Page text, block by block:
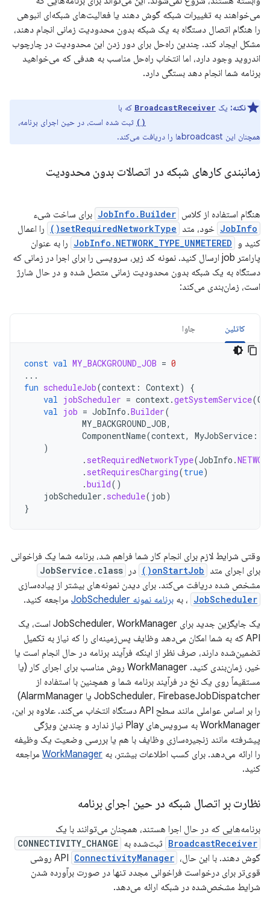
می‌خواهند به تغییرات شبکه گوش دهند یا فعالیت‌های شبکه‌ای انبوهی
را هنگام اتصال دستگاه به یک شبکه بدون محدودیت زمانی انجام دهند،
مشکل ایجاد کند. چندین راه‌حل برای دور زدن این محدودیت در چارچوب
اندروید وجود دارد، اما انتخاب راه‌حل مناسب به هدفی که می‌خواهید
برنامه شما انجام دهد بستگی دارد.
نکته: یک BroadcastReceiver که با
ثبت شده است، در حین اجرای برنامه،
همچنان این broadcastها را دریافت می‌کند.
زمانبندی کارهای شبکه در اتصالات بدون محدودیت
هنگام استفاده از کلاس JobInfo.Builder برای ساخت شیء
JobInfo خود، متد setRequiredNetworkType()
را اعمال
کنید و
JobInfo.NETWORK_TYPE_UNMETERED را به عنوان
پارامتر job ارسال کنید. نمونه کد زیر، سرویسی را برای اجرا در زمانی که
دستگاه به یک شبکه بدون محدودیت زمانی متصل شده و در حال شارژ
است، زمان‌بندی می‌کند:
کاتلین جاوا
const val MY_BACKGROUND_JOB = 0
...
fun scheduleJob(context : Context)
{
val jobScheduler = context.getSystemService(
val job = JobInfo .Builder(
MY_BACKGROUND_JOB,
ComponentName(context, MyJobService ::
)
. setRequiredNetworkType(JobInfo .
. setRequiresCharging(true)
.build()
jobScheduler . schedule( job)
}
وقتی شرایط لازم برای انجام کار شما فراهم شد، برنامه شما یک فراخوانی
برای اجرای متد onStartJob() در JobService.class
مشخص شده دریافت می‌کند. برای دیدن نمونه‌های بیشتر از پیاده‌سازی
JobScheduler ، به برنامه نمونه JobScheduler
مراجعه کنید.
یک جایگزین جدید برای JobScheduler، WorkManager است، یک
API که به شما امکان می‌دهد وظایف پس‌زمینه‌ای را که نیاز به تکمیل
تضمین‌شده دارند، صرف نظر از اینکه فرآیند برنامه در حال انجام است یا
خیر، زمان‌بندی کنید. WorkManager روش مناسب برای اجرای کار (یا
مستقیماً روی یک نخ در فرآیند برنامه شما و همچنین با استفاده از
JobScheduler، FirebaseJobDispatcher یا AlarmManager)
را بر اساس عواملی مانند سطح API دستگاه انتخاب می‌کند. علاوه بر این،
WorkManager به سرویس‌های Play نیاز ندارد و چندین ویژگی
پیشرفته مانند زنجیره‌سازی وظایف با هم یا بررسی وضعیت یک وظیفه
را ارائه می‌دهد. برای کسب اطلاعات بیشتر، به WorkManager مراجعه
کنید.
نظارت بر اتصال شبکه در حین اجرای برنامه
برنامه‌هایی که در حال اجرا هستند، همچنان می‌توانند با یک
BroadcastReceiver ثبت‌شده به CONNECTIVITY_CHANGE
گوش دهند. با این حال، API ConnectivityManager
روشی
قوی‌تر برای درخواست فراخوانی مجدد تنها در صورت برآورده شدن
شرایط مشخص‌شده در شبکه ارائه می‌دهد.